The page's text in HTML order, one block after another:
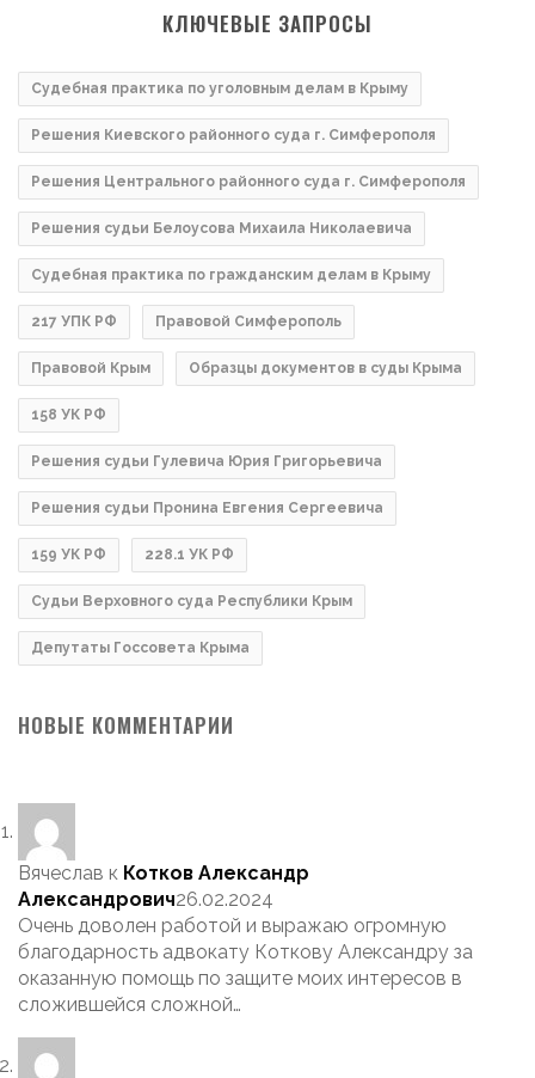
КЛЮЧЕВЫЕ ЗАПРОСЫ
Судебная практика по уголовным делам в Крыму
Решения Киевского районного суда г. Симферополя
Решения Центрального районного суда г. Симферополя
Решения судьи Белоусова Михаила Николаевича
Судебная практика по гражданским делам в Крыму
217 УПК РФ Правовой Симферополь
Правовой Крым Образцы документов в суды Крыма
158 УК РФ
Решения судьи Гулевича Юрия Григорьевича
Решения судьи Пронина Евгения Сергеевича
159 УК РФ 228.1 УК РФ
Судьи Верховного суда Республики Крым
Депутаты Госсовета Крыма
НОВЫЕ КОММЕНТАРИИ
Вячеслав к Котков Александр
Александрович26.02.2024
Очень доволен работой и выражаю огромную
благодарность адвокату Коткову Александру за
оказанную помощь по защите моих интересов в
сложившейся сложной…